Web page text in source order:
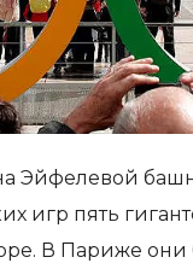
Эйфелевой
пять
В Париже